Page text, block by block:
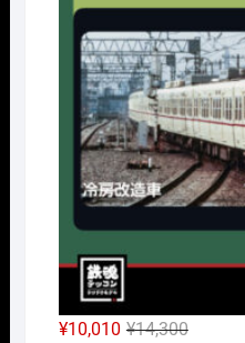
¥32,450
で
し
た。
は
¥24,338
で
す。
¥14,300元
¥10,010
現